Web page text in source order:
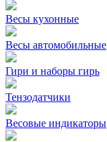
Весы кухонные
Весы автомобильные
Гири и наборы гирь
Тензодатчики
Весовые индикаторы